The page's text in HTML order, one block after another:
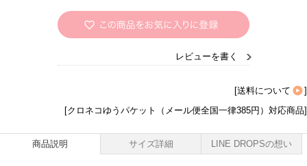
レビューを書く
[送料について
]
[クロネコゆうパケット（メール便全国一律385円）対応商品]
商品説明 サイズ詳細 LINE DROPSの想い